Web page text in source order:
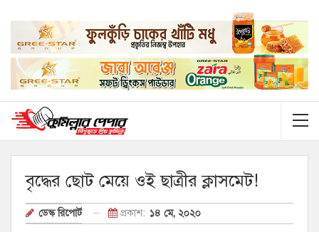
বৃদ্ধের ছোট মেয়ে ওই ছাত্রীর ক্লাসমেট!
ডেস্ক রিপোর্ট প্রকাশ: ১৪ মে, ২০২০